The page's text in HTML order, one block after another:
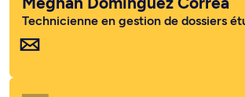
Technicienne en gestion de dossiers